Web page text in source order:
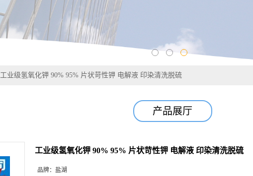
工业级氢氧化钾 90% 95% 片状苛性钾 电解液 印染清洗脱硫
产品展厅
工业级氢氧化钾 90% 95% 片状苛性钾 电解液 印染清洗脱硫
品牌： 盐湖